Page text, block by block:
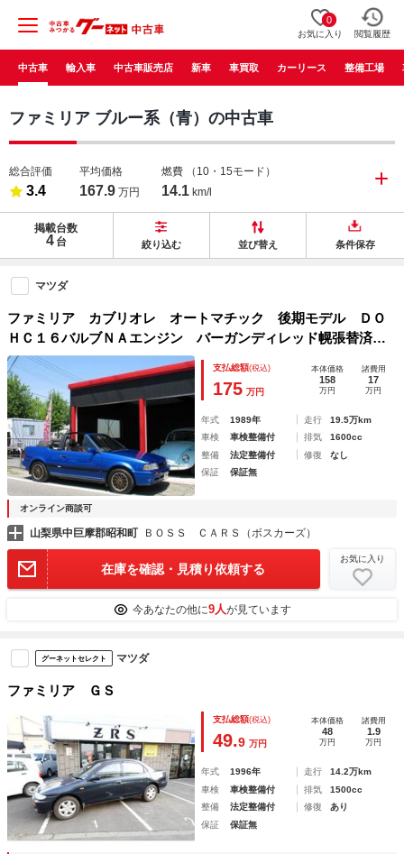
0
お気に入り 閲覧履歴
中古車 輸入車 中古車販売店 新車 車買取 カーリース 整備工場
ファミリア ブルー系（青）の中古車
総合評価
3.4
平均価格
167.9 万円
燃費 （10・15モード）
14.1 km/l
掲載台数
4 台 絞り込む 並び替え 条件保存
マツダ
ファミリア カブリオレ オートマチック 後期モデル ＤＯ
ＨＣ１６バルブＮＡエンジン バーガンディレッド幌張替済
タイミングベルト＆ウォータポンプ交換 済 ナルディブラッ
クレザーステアリング ナビＴＶ ＥＴＣ車載器 １４アルミ
支払総額(税込)
175 万円
本体価格
158
万円
諸費用
17
万円
年式 1989年 走行
19.5万km
車検
車検整備付 排気
1600cc
整備
法定整備付 修復
なし
保証
保証無
オンライン商談可
山梨県中巨摩郡昭和町 ＢＯＳＳ ＣＡＲＳ（ボスカーズ）
在庫を確認・見積り依頼する
お気に入り
今あなたの他に9人が見ています
グーネットセレクト マツダ
ファミリア ＧＳ
支払総額(税込)
49.9 万円
本体価格
48
万円
諸費用
1.9
万円
年式 1996年 走行
14.2万km
車検
車検整備付 排気
1500cc
整備
法定整備付 修復
あり
保証
保証無